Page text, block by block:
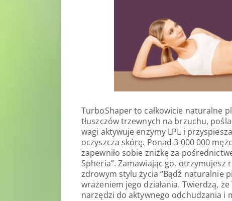
TurboShaper to całkowicie naturalne
tłuszczów trzewnych na brzuchu,
wagi aktywuje enzymy LPL i
oczyszcza skórę. Ponad 3 000 000
zapewniło sobie zniżkę za
Spheria”. Zamawiając go,
zdrowym stylu życia “Bądź naturalnie
wrażeniem jego działania. Twierdzą,
narzędzi do aktywnego odchudzania i